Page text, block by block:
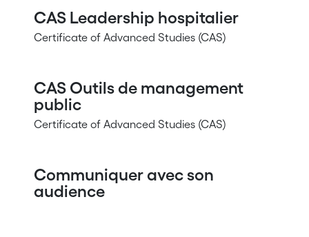
CAS Leadership hospitalier
Certificate of Advanced Studies (CAS)
CAS Outils de management
public
Certificate of Advanced Studies (CAS)
Communiquer avec son
audience